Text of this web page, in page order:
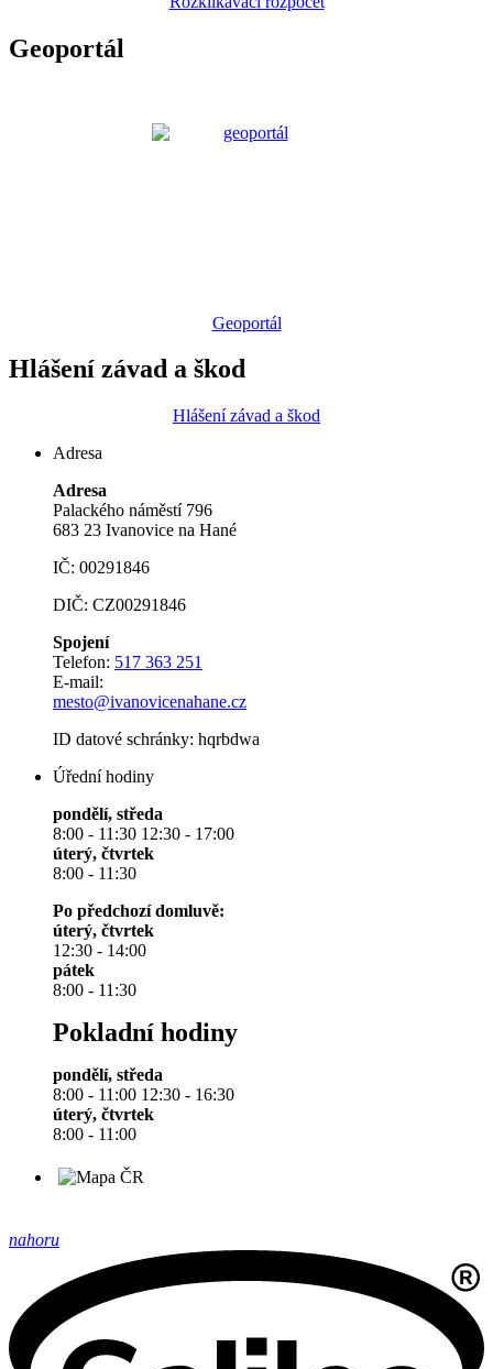
Geoportál
Geoportál
Hlášení závad a škod
Hlášení závad a škod
Adresa
Adresa
Palackého náměstí 796
683 23 Ivanovice na Hané
IČ: 00291846
DIČ: CZ00291846
Spojení
Telefon: 517 363 251
E-mail:
mesto@ivanovicenahane.cz
ID datové schránky: hqrbdwa
Úřední hodiny
pondělí, středa
8:00 - 11:30 12:30 - 17:00
úterý, čtvrtek
8:00 - 11:30
Po předchozí domluvě:
úterý, čtvrtek
12:30 - 14:00
pátek
8:00 - 11:30
Pokladní hodiny
pondělí, středa
8:00 - 11:00 12:30 - 16:30
úterý, čtvrtek
8:00 - 11:00
nahoru